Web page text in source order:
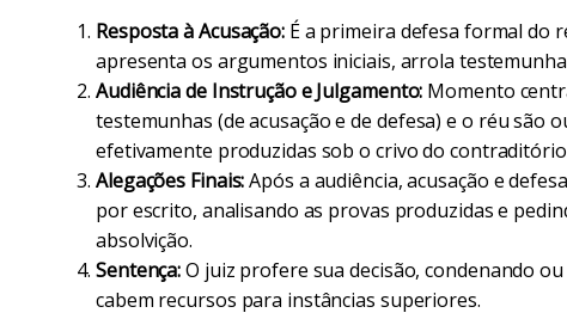
Resposta à Acusação: É a primeira defesa formal do
apresenta os argumentos iniciais, arrola
Audiência de Instrução e Julgamento: Momento
testemunhas (de acusação e de defesa) e o réu são
efetivamente produzidas sob o crivo do
Alegações Finais:Após a audiência, acusação e
por escrito, analisando as provas produzidas e
absolvição.
Sentença:O juiz profere sua decisão, condenando
cabem recursos para instâncias superiores.